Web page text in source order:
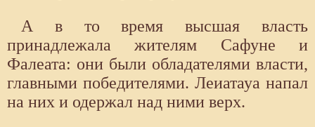
А в то время высшая власть
принадлежала жителям Сафуне и
Фалеата: они были обладателями власти,
главными победителями. Леиатауа напал
на них и одержал над ними верх.